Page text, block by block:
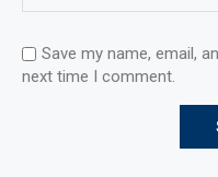
Save my name, email,
next time I comment.